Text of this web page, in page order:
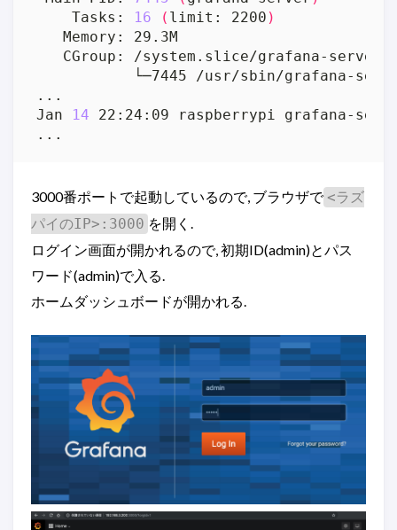
    Tasks:
16 ( limit: 2200 )
└─7445 /usr/sbin/grafana-
Jan 14 22:24:09 raspberrypi grafana-
3000番ポートで起動しているので, ブラウザで <ラズ
パイのIP>:3000 を開く.
ログイン画面が開かれるので, 初期ID(admin)とパス
ワード(admin)で入る.
ホームダッシュボードが開かれる.